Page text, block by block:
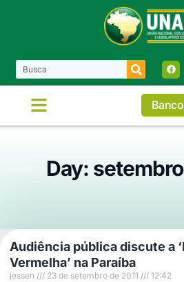
Day:
Audiência pública discute a
Vermelha’ na Paraíba
jessen 23 de setembro de 2011 12:42